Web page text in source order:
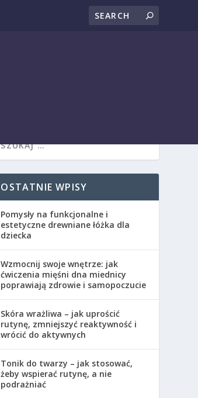
OSTATNIE WPISY
Pomysły na funkcjonalne i
estetyczne drewniane łóżka dla
dziecka
Wzmocnij swoje wnętrze: jak
ćwiczenia mięśni dna miednicy
poprawiają zdrowie i samopoczucie
Skóra wrażliwa – jak uprościć
rutynę, zmniejszyć reaktywność i
wrócić do aktywnych
Tonik do twarzy – jak stosować,
żeby wspierać rutynę, a nie
podrażniać